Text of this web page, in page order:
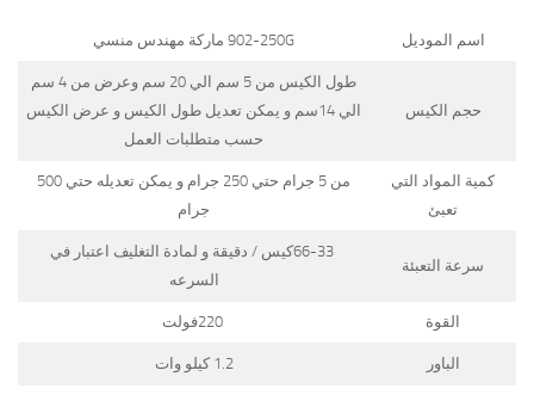
اسم الموديل 902-250G ماركة مهندس منسي
حجم الكيس
طول الكيس من 5 سم الي 20 سم وعرض من 4 سم
الي 14سم و يمكن تعديل طول الكيس و عرض الكيس
حسب متطلبات العمل
كمية المواد التي
تعبئ
من 5 جرام حتي 250 جرام و يمكن تعديله حتي 500
جرام
سرعة التعبئة
66-33كيس / دقيقة و لمادة التغليف اعتبار في
السرعه
القوة 220فولت
الباور 1.2 كيلو وات